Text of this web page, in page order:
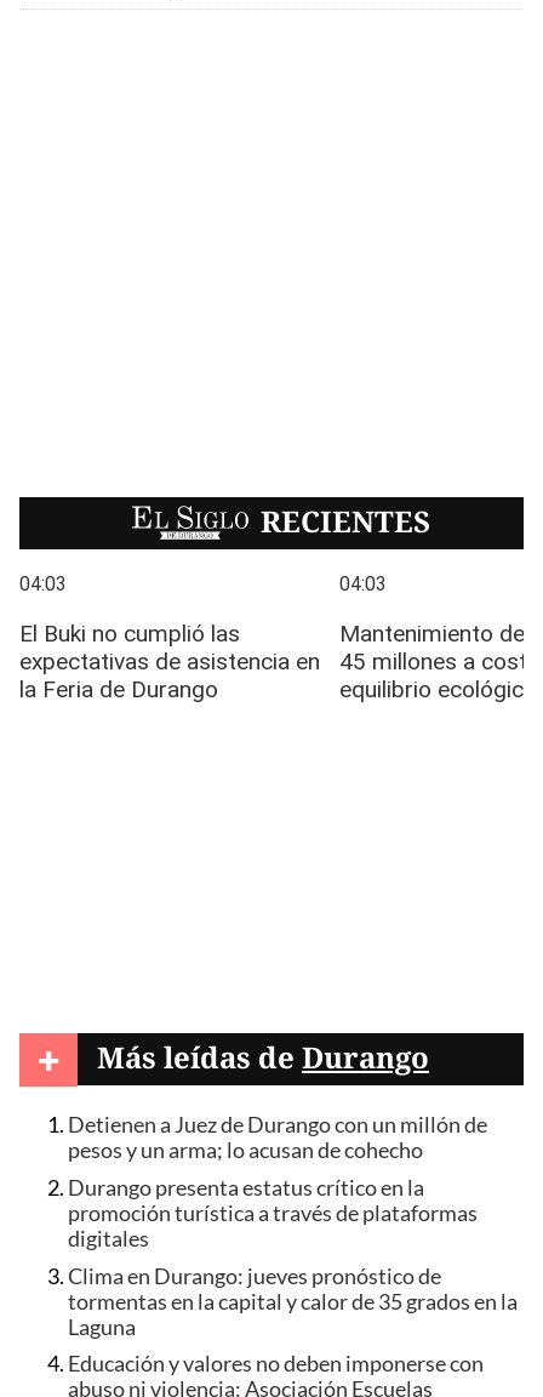
EL SIGLO RECIENTES
+ Más leídas de Durango
Detienen a Juez de Durango con un millón de
pesos y un arma; lo acusan de cohecho
Durango presenta estatus crítico en la
promoción turística a través de plataformas
digitales
Clima en Durango: jueves pronóstico de
tormentas en la capital y calor de 35 grados en la
Laguna
Educación y valores no deben imponerse con
abuso ni violencia: Asociación Escuelas